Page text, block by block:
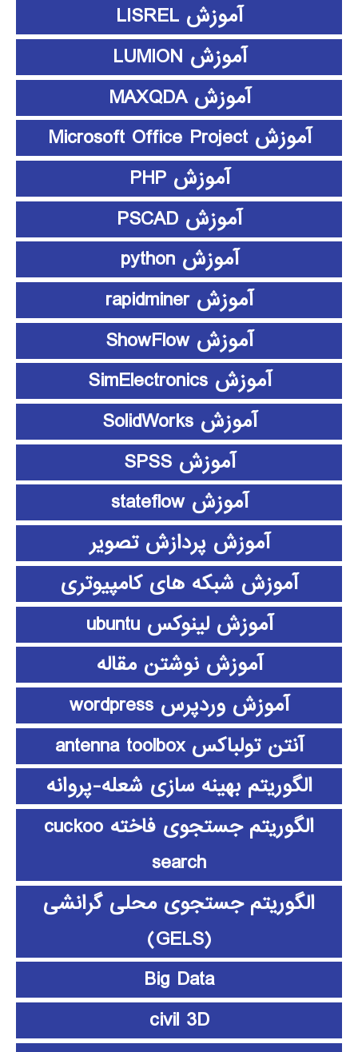
آموزش LISREL
آموزش LUMION
آموزش MAXQDA
آموزش Microsoft Office Project
آموزش PHP
آموزش PSCAD
آموزش python
آموزش rapidminer
آموزش ShowFlow
آموزش SimElectronics
آموزش SolidWorks
آموزش SPSS
آموزش stateflow
آموزش پردازش تصویر
آموزش شبکه های کامپیوتری
آموزش لینوکس ubuntu
آموزش نوشتن مقاله
آموزش وردپرس wordpress
آنتن تولباکس antenna toolbox
الگوریتم بهینه سازی شعله-پروانه
الگوریتم جستجوی فاخته cuckoo
search
الگوریتم جستجوی محلی گرانشی
(GELS)
Big Data
civil 3D